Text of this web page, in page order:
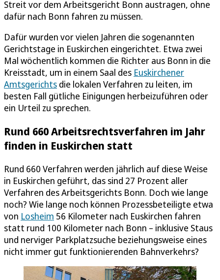
Streit vor dem Arbeitsgericht Bonn austragen, ohne
dafür nach Bonn fahren zu müssen.
Dafür wurden vor vielen Jahren die sogenannten
Gerichtstage in Euskirchen eingerichtet. Etwa zwei
Mal wöchentlich kommen die Richter aus Bonn in die
Kreisstadt, um in einem Saal des Euskirchener
Amtsgerichts die lokalen Verfahren zu leiten, im
besten Fall gütliche Einigungen herbeizuführen oder
ein Urteil zu sprechen.
Rund 660 Arbeitsrechtsverfahren im Jahr
finden in Euskirchen statt
Rund 660 Verfahren werden jährlich auf diese Weise
in Euskirchen geführt, das sind 27 Prozent aller
Verfahren des Arbeitsgerichts Bonn. Doch wie lange
noch? Wie lange noch können Prozessbeteiligte etwa
von Losheim 56 Kilometer nach Euskirchen fahren
statt rund 100 Kilometer nach Bonn – inklusive Staus
und nerviger Parkplatzsuche beziehungsweise eines
nicht immer gut funktionierenden Bahnverkehrs?